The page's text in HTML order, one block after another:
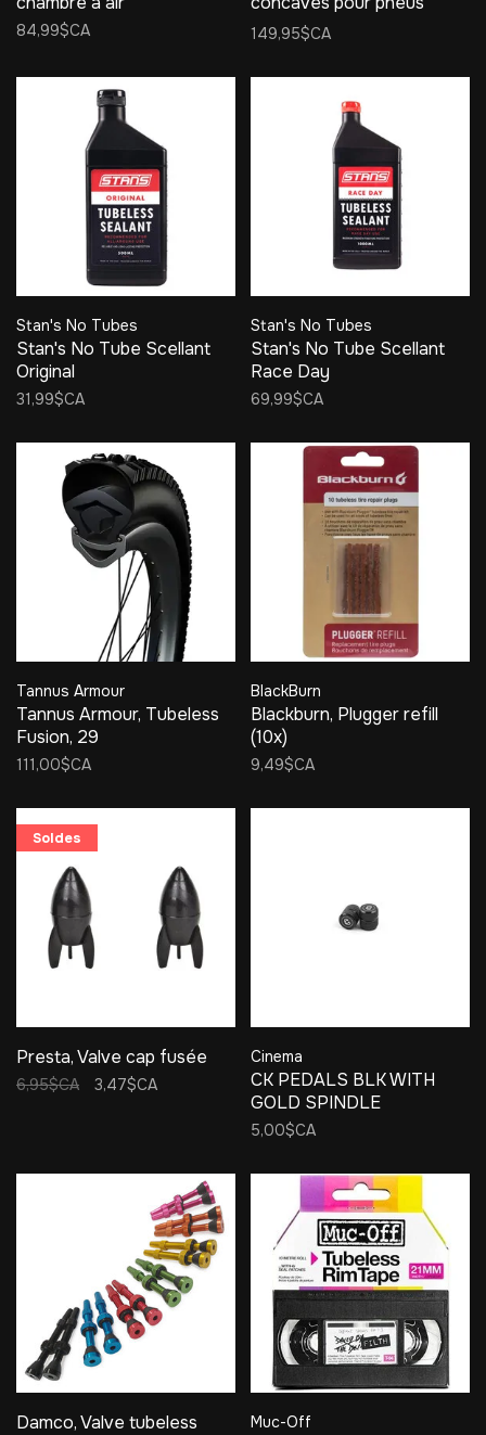
84,99$CA
d'hiver
149,95$CA
Stan's No Tubes
Stan's No Tube Scellant
Original
31,99$CA
Stan's No Tubes
Stan's No Tube Scellant
Race Day
69,99$CA
Tannus Armour
Tannus Armour, Tubeless
Fusion, 29
111,00$CA
BlackBurn
Blackburn, Plugger refill
(10x)
9,49$CA
Soldes
Presta, Valve cap fusée
6,95$CA 3,47$CA
Cinema
CK PEDALS BLK WITH
GOLD SPINDLE
5,00$CA
Damco, Valve tubeless
Muc-Off